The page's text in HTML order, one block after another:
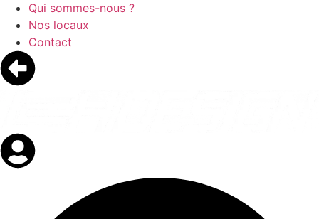
Qui sommes-nous ?
Nos locaux
Contact